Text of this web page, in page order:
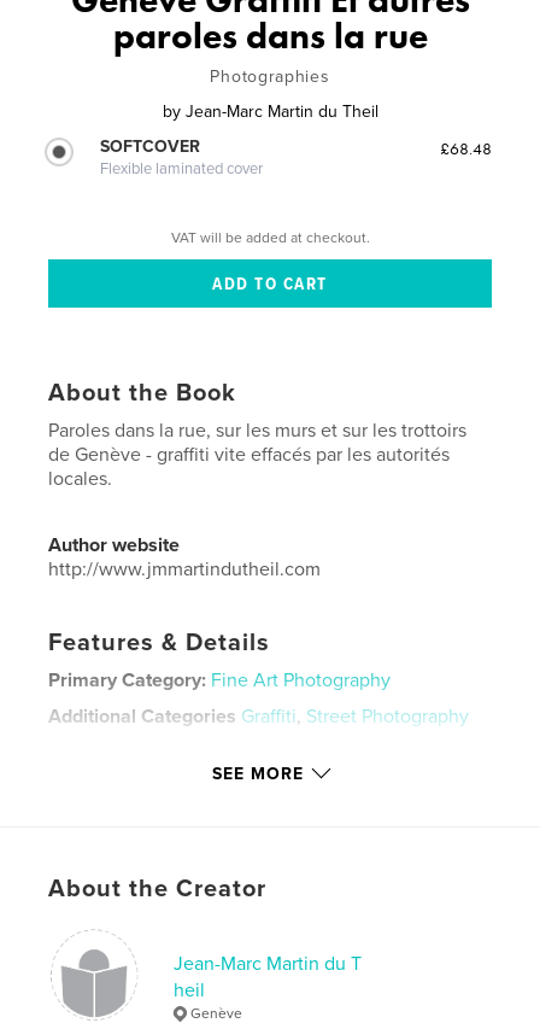
paroles dans la rue
Photographies
by Jean-Marc Martin du Theil
SOFTCOVER
Flexible laminated cover
£68.48
VAT will be added at checkout.
About the Book
Paroles dans la rue, sur les murs et sur les trottoirs
de Genève - graffiti vite effacés par les autorités
locales.
Author website
http://www.jmmartindutheil.com
Features & Details
Primary Category: Fine Art Photography
Additional Categories Graffiti, Street Photography
Publish Date:Apr 02, 2020
Language
Keywords
graffiti Genève
SEE MORE
About the Creator
Jean-Marc Martin du T
heil
Genève